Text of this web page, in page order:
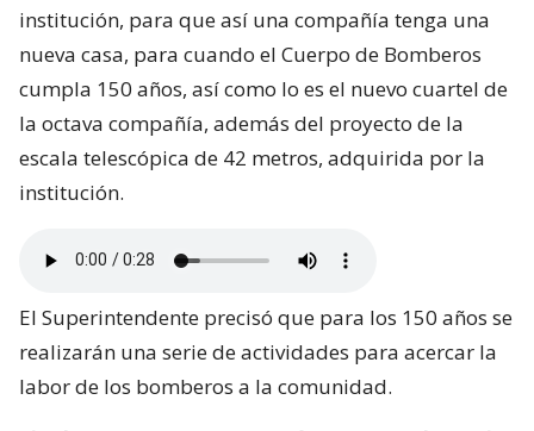
institución, para que así una compañía tenga una
nueva casa, para cuando el Cuerpo de Bomberos
cumpla 150 años, así como lo es el nuevo cuartel de
la octava compañía, además del proyecto de la
escala telescópica de 42 metros, adquirida por la
institución.
El Superintendente precisó que para los 150 años se
realizarán una serie de actividades para acercar la
labor de los bomberos a la comunidad.